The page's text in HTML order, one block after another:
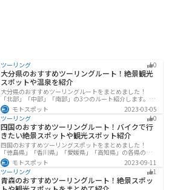
ツーリング 0
大分県のおすすめツーリングルート！絶景観光
スポットや温泉を紹介
大分県のおすすめツーリングルートをまとめました！
「北部」「中部」「南部」の3つのルート紹介します。阿
蘇の雄大な自然を満喫できるスポットや温泉を満喫する
ツーリングができます。バイクで大分県にツーリングに
行く際は参考にしてください。
モトスポット
2023-03-05
ツーリング
0
四国のおすすめツーリングルート！バイクで行
きたい絶景スポットや観光スポット紹介
四国のおすすめツーリングスポットをまとめました！
「徳島県」「香川県」「愛媛県」「高知県」の各県の観
光地紹介します。自然豊かな山々や湖、温泉地が点在
し、四季折々の景色を楽しめるスポットが多数ありま
す。バイクで四国にツーリングに行く際は参考にしてく
ださい。
モトスポット
2023-09-11
ツーリング
1
青森のおすすめツーリングルート！絶景スポッ